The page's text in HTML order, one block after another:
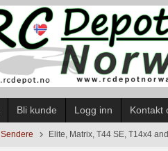
Bli kunde Logg inn Kontakt
Sendere Elite, Matrix, T44 SE, T14x4